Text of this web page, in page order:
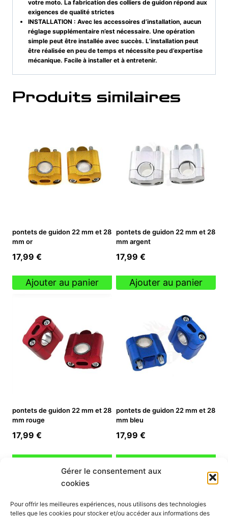
Gérer le consentement aux
cookies
Pour offrir les meilleures expériences, nous utilisons des technologies
telles que les cookies pour stocker et/ou accéder aux informations des
votre moto. La fabrication des colliers de guidon répond aux
exigences de qualité strictes
INSTALLATION : Avec les accessoires d’installation, aucun
réglage supplémentaire n’est nécessaire. Une opération
simple peut être installée avec succès. L’installation peut
être réalisée en peu de temps et nécessite peu d’expertise
mécanique. Facile à installer et à entretenir.
Produits similaires
pontets de guidon 22 mm et 28
mm or
17,99 €
Ajouter au panier
pontets de guidon 22 mm et 28
mm argent
17,99 €
Ajouter au panier
pontets de guidon 22 mm et 28
mm rouge
17,99 €
Ajouter au panier
pontets de guidon 22 mm et 28
mm bleu
17,99 €
Ajouter au panier
INFORMATION